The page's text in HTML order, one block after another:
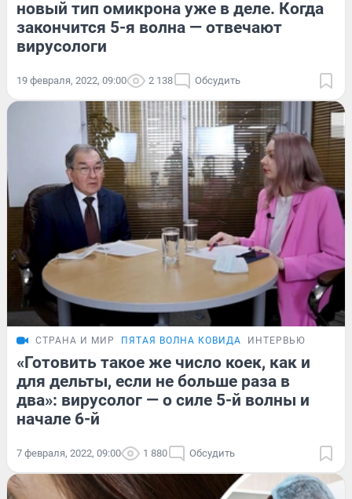
новый тип омикрона уже в деле. Когда
закончится 5-я волна — отвечают
вирусологи
19 февраля, 2022, 09:00 2 138 Обсудить
СТРАНА И МИР ПЯТАЯ ВОЛНА КОВИДА ИНТЕРВЬЮ
«Готовить такое же число коек, как и
для дельты, если не больше раза в
два»: вирусолог — о силе 5-й волны и
начале 6-й
7 февраля, 2022, 09:00 1 880 Обсудить